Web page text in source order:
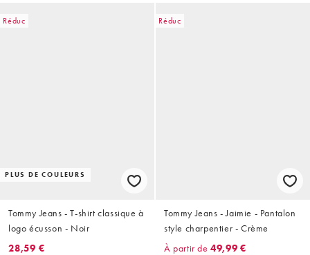
Réduc
PLUS DE COULEURS
Tommy Jeans - T-shirt classique à
logo écusson - Noir
28,59 €
Réduc
Tommy Jeans - Jaimie - Pantalon
style charpentier - Crème
À partir de 49,99 €